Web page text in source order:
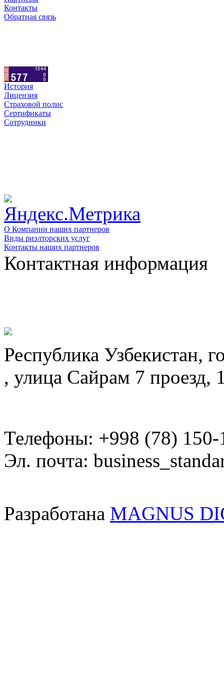
Контакты
Обратная связь
История
Лицензия
Страховой полис
Сертификаты
Сотрудники
О Компании наших партнеров
Виды риэлторских услуг
Контакты наших партнеров
Контактная информация
Республика Узбекистан,
, улица Сайрам 7 проезд,
Телефоны: +998 (78) 150-
Эл. почта:
Разработана MAGNUS